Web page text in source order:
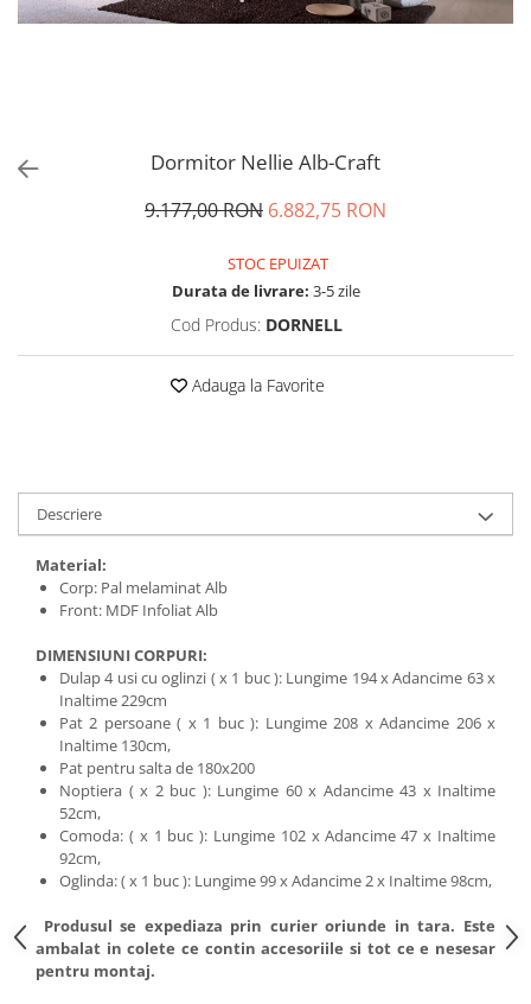
Dormitor Nellie Alb-Craft
9.177,00 RON 6.882,75 RON
STOC EPUIZAT
Durata de livrare: 3-5 zile
Cod Produs: DORNELL
Adauga la Favorite
Descriere
Material:
Corp: Pal melaminat Alb
Front: MDF Infoliat Alb
DIMENSIUNI CORPURI:
Dulap 4 usi cu oglinzi ( x 1 buc ): Lungime 194 x Adancime 63 x
Inaltime 229cm
Pat 2 persoane ( x 1 buc ): Lungime 208 x Adancime 206 x
Inaltime 130cm,
Pat pentru salta de 180x200
Noptiera ( x 2 buc ): Lungime 60 x Adancime 43 x Inaltime
52cm,
Comoda: ( x 1 buc ): Lungime 102 x Adancime 47 x Inaltime
92cm,
Oglinda: ( x 1 buc ): Lungime 99 x Adancime 2 x Inaltime 98cm,
Produsul se expediaza prin curier oriunde in tara. Este
ambalat in colete ce contin accesoriile si tot ce e nesesar
pentru montaj.